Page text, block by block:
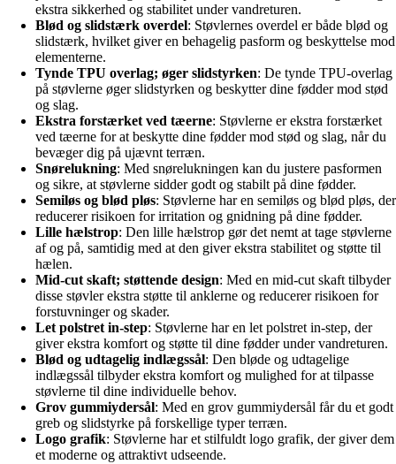
ekstra sikkerhed og stabilitet under vandreturen.
Blød og slidstærk overdel: Støvlernes overdel er både blød og
slidstærk, hvilket giver en behagelig pasform og beskyttelse mod
elementerne.
Tynde TPU overlag; øger slidstyrken: De tynde TPU-overlag
på støvlerne øger slidstyrken og beskytter dine fødder mod stød
og slag.
Ekstra forstærket ved tæerne: Støvlerne er ekstra forstærket
ved tæerne for at beskytte dine fødder mod stød og slag, når du
bevæger dig på ujævnt terræn.
Snørelukning: Med snørelukningen kan du justere pasformen
og sikre, at støvlerne sidder godt og stabilt på dine fødder.
Semiløs og blød pløs: Støvlerne har en semiløs og blød pløs, der
reducerer risikoen for irritation og gnidning på dine fødder.
Lille hælstrop: Den lille hælstrop gør det nemt at tage støvlerne
af og på, samtidig med at den giver ekstra stabilitet og støtte til
hælen.
Mid-cut skaft; støttende design: Med en mid-cut skaft tilbyder
disse støvler ekstra støtte til anklerne og reducerer risikoen for
forstuvninger og skader.
Let polstret in-step: Støvlerne har en let polstret in-step, der
giver ekstra komfort og støtte til dine fødder under vandreturen.
Blød og udtagelig indlægssål: Den bløde og udtagelige
indlægssål tilbyder ekstra komfort og mulighed for at tilpasse
støvlerne til dine individuelle behov.
Grov gummiydersål: Med en grov gummiydersål får du et godt
greb og slidstyrke på forskellige typer terræn.
Logo grafik: Støvlerne har et stilfuldt logo grafik, der giver dem
et moderne og attraktivt udseende.